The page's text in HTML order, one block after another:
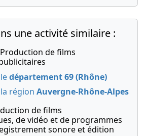
12-
12-
2000
Acte,
Statuts
mis à jour
parts
2000
Ordonnance
du
président
de
commissaire
une activité similaire :
Production de films
département 69 (Rhône)
région Auvergne-Rhône-Alpes
de films
de vidéo et de programmes
sonore et édition